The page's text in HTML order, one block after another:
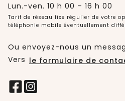
Lun.-ven. 10 h 00 – 16 h 00
Tarif de réseau fixe régulier de votre
téléphonie mobile éventuellement
Ou envoyez-nous un
Vers le formulaire de